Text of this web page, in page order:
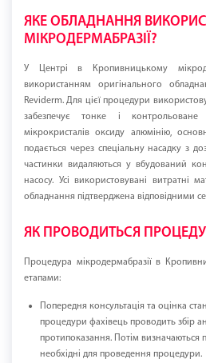
ЯКЕ ОБЛАДНАННЯ
МІКРОДЕРМАБРАЗІЇ?
У Центрі в Кропивницькому
використанням оригінального
Reviderm. Для цієї процедури
забезпечує тонке і
мікрокристалів оксиду алюмінію,
подається через спеціальну насадку з
частинки видаляються у вбудований
насосу. Усі використовувані витратні
обладнання підтверджена відповідними
ЯК ПРОВОДИТЬСЯ
Процедура мікродермабразії в
етапами:
Попередня консультація та оцінка
процедури фахівець проводить збір
протипоказання. Потім визначаються
необхідні для проведення процедури.